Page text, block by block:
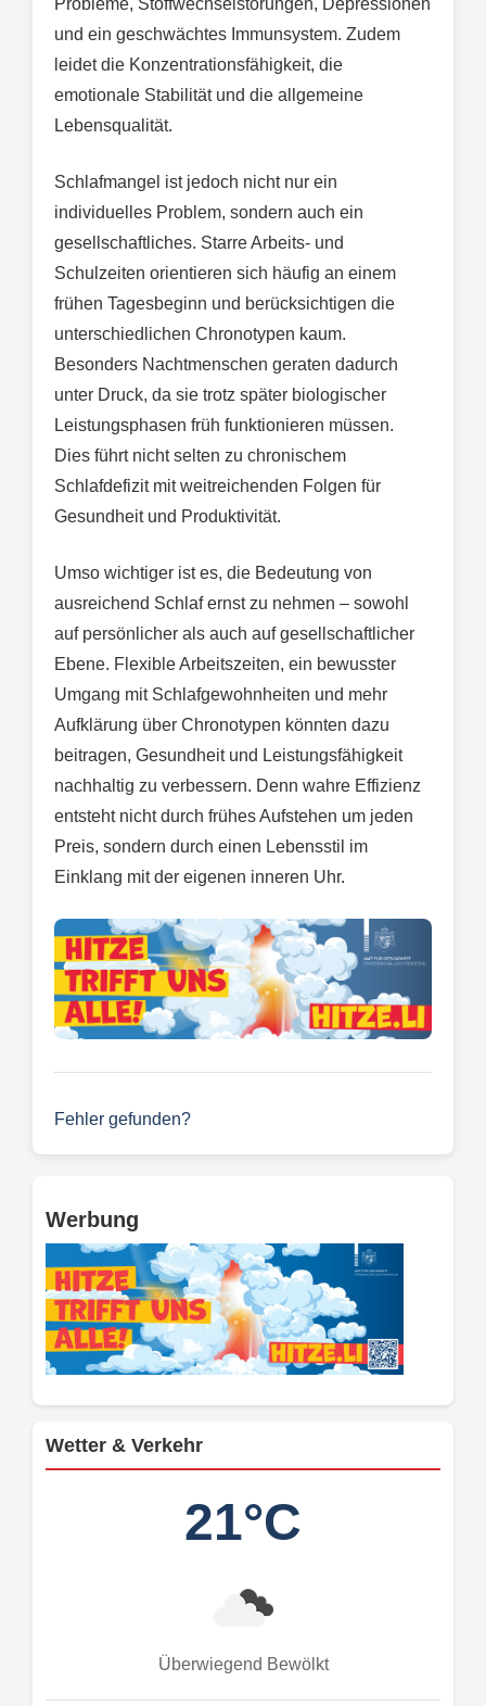
Probleme, Stoffwechselstörungen, Depressionen
und ein geschwächtes Immunsystem. Zudem
leidet die Konzentrationsfähigkeit, die
emotionale Stabilität und die allgemeine
Lebensqualität.
Schlafmangel ist jedoch nicht nur ein
individuelles Problem, sondern auch ein
gesellschaftliches. Starre Arbeits- und
Schulzeiten orientieren sich häufig an einem
frühen Tagesbeginn und berücksichtigen die
unterschiedlichen Chronotypen kaum.
Besonders Nachtmenschen geraten dadurch
unter Druck, da sie trotz später biologischer
Leistungsphasen früh funktionieren müssen.
Dies führt nicht selten zu chronischem
Schlafdefizit mit weitreichenden Folgen für
Gesundheit und Produktivität.
Umso wichtiger ist es, die Bedeutung von
ausreichend Schlaf ernst zu nehmen – sowohl
auf persönlicher als auch auf gesellschaftlicher
Ebene. Flexible Arbeitszeiten, ein bewusster
Umgang mit Schlafgewohnheiten und mehr
Aufklärung über Chronotypen könnten dazu
beitragen, Gesundheit und Leistungsfähigkeit
nachhaltig zu verbessern. Denn wahre Effizienz
entsteht nicht durch frühes Aufstehen um jeden
Preis, sondern durch einen Lebensstil im
Einklang mit der eigenen inneren Uhr.
Fehler gefunden?
Werbung
Wetter & Verkehr
21°C
Überwiegend Bewölkt